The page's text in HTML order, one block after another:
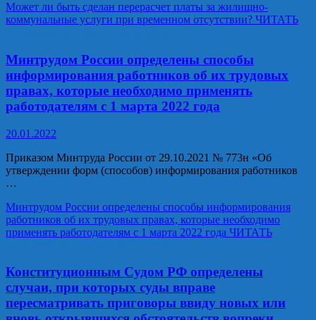
Может ли быть сделан перерасчет платы за жилищно-
коммунальные услуги при временном отсутствии? ЧИТАТЬ
Минтрудом России определены способы
информирования работников об их трудовых
правах, которые необходимо применять
работодателям с 1 марта 2022 года
20.01.2022
Приказом Минтруда России от 29.10.2021 № 773н «Об
утверждении форм (способов) информирования работников
…
Минтрудом России определены способы информирования
работников об их трудовых правах, которые необходимо
применять работодателям с 1 марта 2022 года ЧИТАТЬ
Конституционным Судом РФ определены
случаи, при которых суды вправе
пересматривать приговоры ввиду новых или